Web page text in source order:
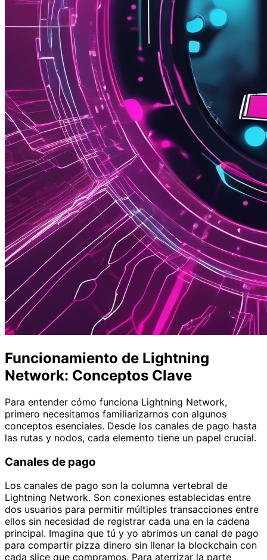
Funcionamiento de Lightning
Network: Conceptos Clave
Para entender cómo funciona Lightning Network,
primero necesitamos familiarizarnos con algunos
conceptos esenciales. Desde los canales de pago hasta
las rutas y nodos, cada elemento tiene un papel crucial.
Canales de pago
Los canales de pago son la columna vertebral de
Lightning Network. Son conexiones establecidas entre
dos usuarios para permitir múltiples transacciones entre
ellos sin necesidad de registrar cada una en la cadena
principal. Imagina que tú y yo abrimos un canal de pago
para compartir pizza dinero sin llenar la blockchain con
cada slice que compramos. Para aterrizar la parte